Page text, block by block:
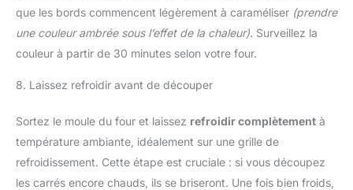
que les bords commencent légèrement à caraméliser (prendre
une couleur ambrée sous l’effet de la chaleur). Surveillez la
couleur à partir de 30 minutes selon votre four.
8. Laissez refroidir avant de découper
Sortez le moule du four et laissez refroidir complètement à
température ambiante, idéalement sur une grille de
refroidissement. Cette étape est cruciale : si vous découpez
les carrés encore chauds, ils se briseront. Une fois bien froids,